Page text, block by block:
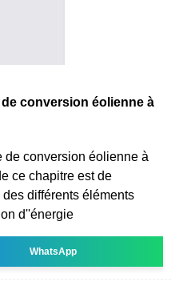
conversion éolienne à
de conversion éolienne à
ce chapitre est de
différents éléments
d''énergie
WhatsApp